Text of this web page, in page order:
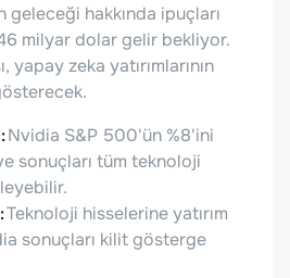
hakkında ipuçları
milyar dolar gelir bekliyor.
yapay zeka yatırımlarının
Nvidia S&P 500'ün %8'ini
sonuçları tüm teknoloji
Teknoloji hisselerine yatırım
sonuçları kilit gösterge